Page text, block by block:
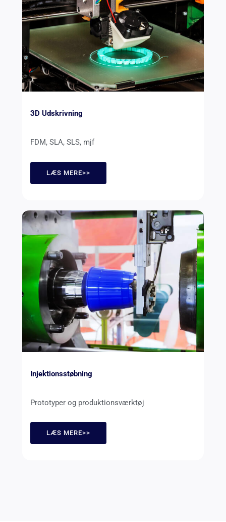
3D Udskrivning
FDM, SLA, SLS, mjf
LÆS MERE>>
Injektionsstøbning
Prototyper og produktionsværktøj
LÆS MERE>>